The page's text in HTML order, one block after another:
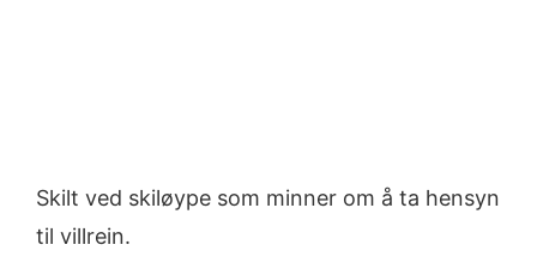
Skilt ved skiløype som minner om å ta hensyn
til villrein.